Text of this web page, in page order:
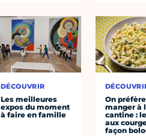
DÉCOUVRIR
Les meilleures
expos du moment
à faire en famille
On préfère
manger à
cantine :
aux
façon